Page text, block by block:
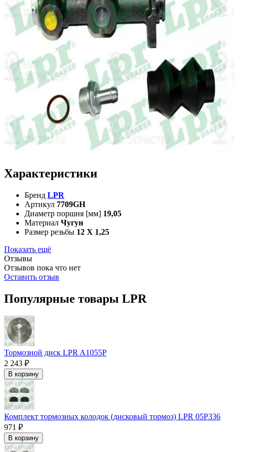
Характеристики
Бренд LPR
Артикул 7709GH
Диаметр поршня [мм] 19,05
Материал Чугун
Размер резьбы 12 X 1,25
Показать ещё
Отзывы
Отзывов пока что нет
Оставить отзыв
Популярные товары LPR
Тормозной диск LPR A1055P
2 243 ₽
В корзину
Комплект тормозных колодок (дисковый тормоз) LPR 05P336
971 ₽
В корзину